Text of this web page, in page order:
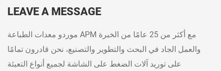
LEAVE A MESSAGE
موردو معدات الطباعة APM مع أكثر من 25 عامًا من الخبرة
والعمل الجاد في البحث والتطوير والتصنيع، نحن قادرون تمامًا
على توريد آلات الضغط على الشاشة لجميع أنواع التعبئة